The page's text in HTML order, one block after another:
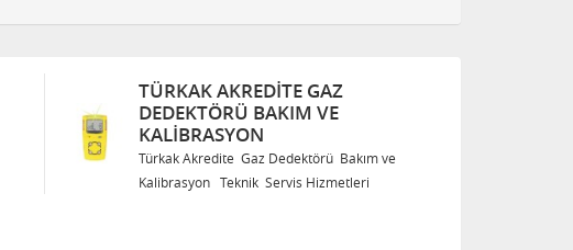
TÜRKAK AKREDITE GAZ
DEDEKTÖRÜ BAKIM VE
KALIBRASYON
Türkak Akredite Gaz Dedektörü Bakım ve
Kalibrasyon Teknik Servis Hizmetleri